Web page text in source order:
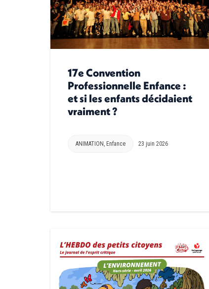
17e Convention
Professionnelle Enfance :
et si les enfants décidaient
vraiment ?
ANIMATION Enfance 23 juin 2026